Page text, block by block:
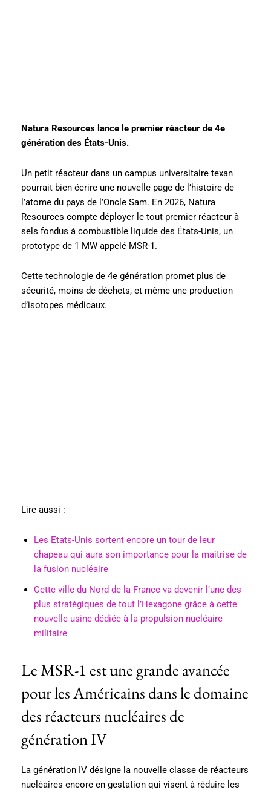
Natura Resources lance le premier réacteur de 4e
génération des États-Unis.
Un petit réacteur dans un campus universitaire texan
pourrait bien écrire une nouvelle page de l’histoire de
l’atome du pays de l’Oncle Sam. En 2026, Natura
Resources compte déployer le tout premier réacteur à
sels fondus à combustible liquide des États-Unis, un
prototype de 1 MW appelé MSR-1.
Cette technologie de 4e génération promet plus de
sécurité, moins de déchets, et même une production
d’isotopes médicaux.
Lire aussi :
Les Etats-Unis sortent encore un tour de leur
chapeau qui aura son importance pour la maitrise de
la fusion nucléaire
Cette ville du Nord de la France va devenir l’une des
plus stratégiques de tout l’Hexagone grâce à cette
nouvelle usine dédiée à la propulsion nucléaire
militaire
Le MSR-1 est une grande avancée
pour les Américains dans le domaine
des réacteurs nucléaires de
génération IV
La génération IV désigne la nouvelle classe de réacteurs
nucléaires encore en gestation qui visent à réduire les